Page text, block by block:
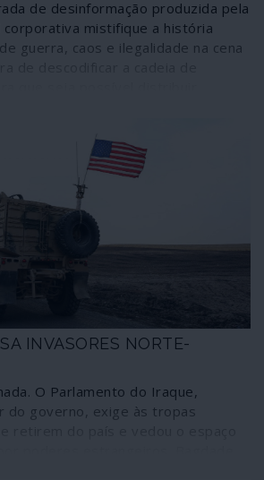
de desinformação produzida pela
corporativa mistifique a história
guerra, caos e ilegalidade na cena
artífices de uma trama que
importante notar que o “nosso
a NATO e a União Europeia à
figura de inocentes. Aliás, nem o
Portuguesa se salva.
INVASORES NORTE-
O Parlamento do Iraque,
do governo, exige às tropas